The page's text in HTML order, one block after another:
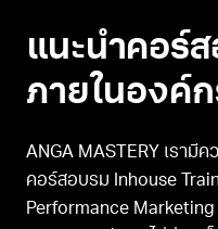
แนะนำคอร์
ภายในองค์
ANGA MASTERY เรามี
คอร์สอบรม Inhouse
Performance Marketing